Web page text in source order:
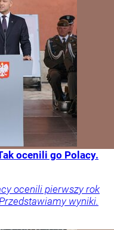
ocenili go Polacy.
ocenili pierwszy rok
wyniki.